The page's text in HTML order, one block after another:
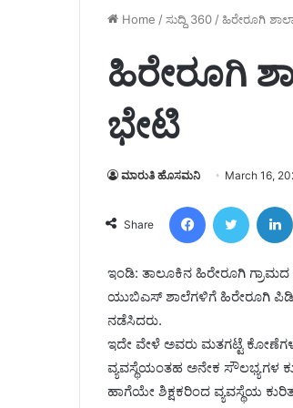
Home /ಸುದ್ದಿ 360 /ಹಿರೇರೂಗಿ
ಹಿರೇರೂಗಿ
ಭೇಟಿ
ಮಾರುತಿ ಹೊಸಮನಿ March 16,
Share
FacebookTwitter
ಇಂಡಿ: ತಾಲೂಕಿನ ಹಿರೇರೂಗಿ
ಯುಬಿಎಸ್ ಶಾಲೆಗಳಿಗೆ ಹಿರೇರೂಗಿ ಪಿಡಿಓ
ನಡೆಸಿದರು.
ಇದೇ ವೇಳೆ ಅವರು ಮತಗಟ್ಟೆ
ವ್ಯವಸ್ಥೆಯಂತಹ ಅನೇಕ ಸೌಲಭ್ಯಗಳ
ಹಾಗೆಯೇ ಶಿಕ್ಷಕರಿಂದ ವ್ಯವಸ್ಥೆಯ